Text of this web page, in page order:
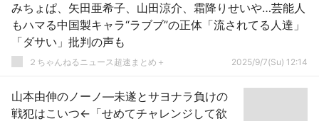
みちょぱ、矢田亜希子、山田涼介、霜降りせいや…芸能人
もハマる中国製キャラ“ラブブ”の正体「流されてる人達」
「ダサい」批判の声も
２ちゃんねるニュース超速まとめ＋ 2025/9/7(Su) 12:14
山本由伸のノーノ―未遂とサヨナラ負けの
戦犯はこいつ←「せめてチャレンジして欲